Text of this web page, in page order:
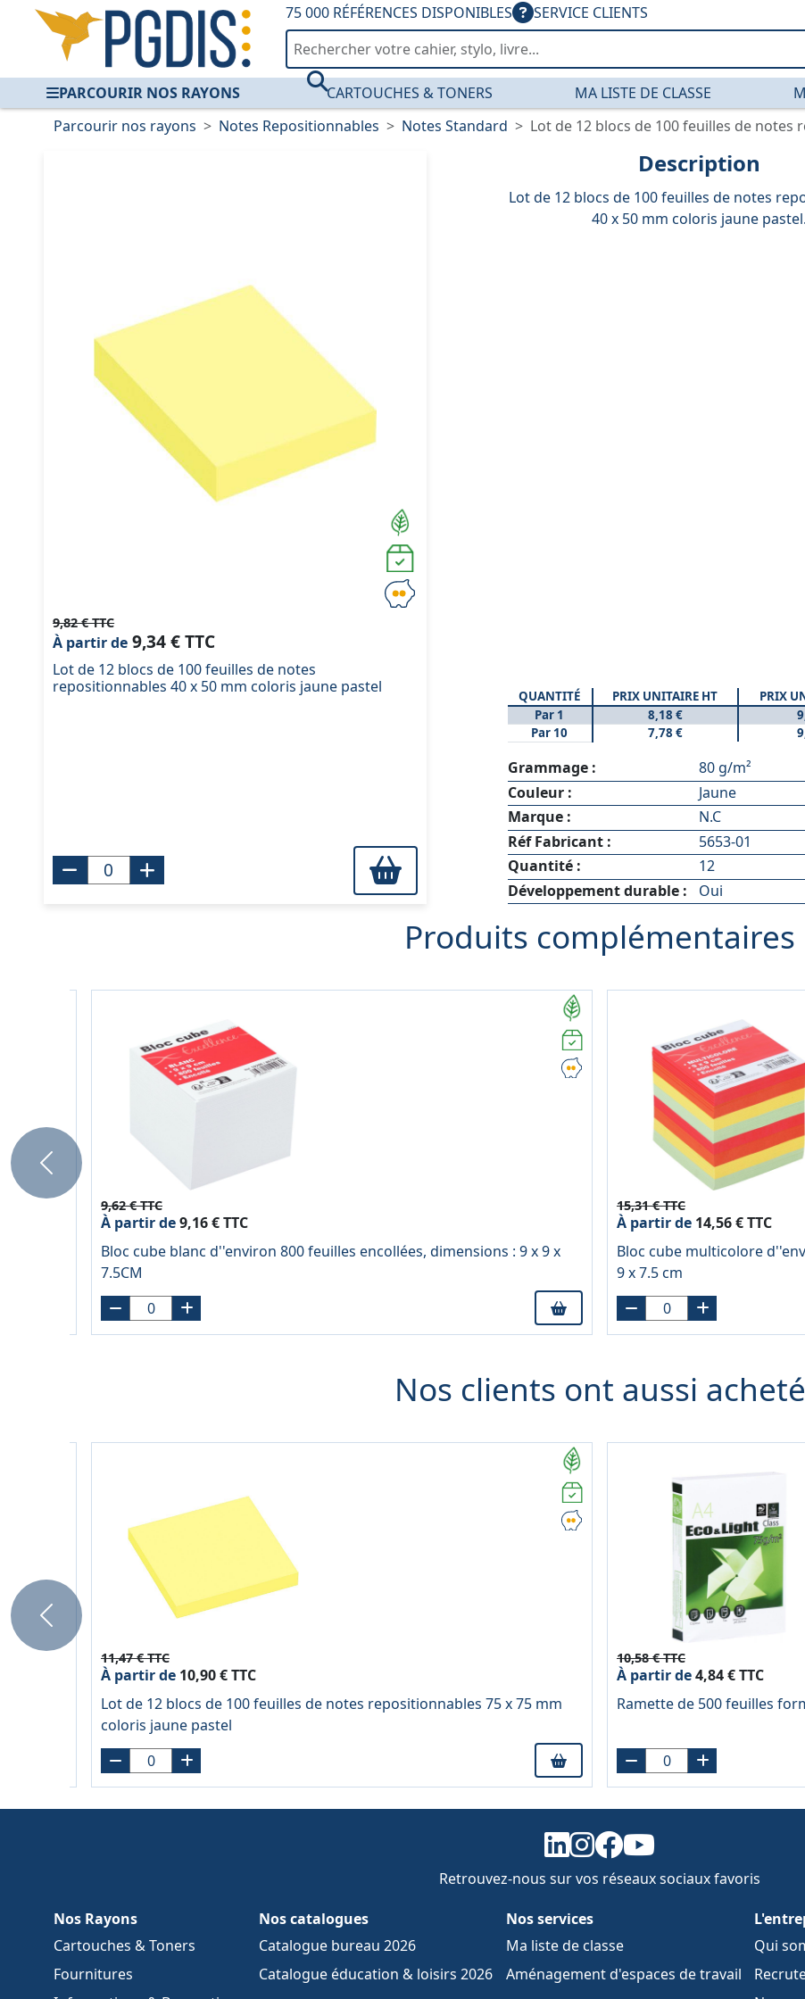
75 000 RÉFÉRENCES DISPONIBLES SERVICE CLIENTS
PARCOURIR NOS RAYONS CARTOUCHES & TONERS MA LISTE DE CLASSE
Parcourir nos rayons Notes Repositionnables Notes Standard Lot de 12 blocs de 100 feuilles de notes
9,82 € TTC
À partir de 9,34 € TTC
Lot de 12 blocs de 100 feuilles de notes
repositionnables 40 x 50 mm coloris jaune pastel
Description
Lot de 12 blocs de 100 feuilles de notes
40 x 50 mm coloris jaune pastel.
QUANTITÉ PRIX UNITAIRE HT
PRIX
Par 1
8,18 €
Par 10
7,78 €
Grammage :
80 g/m²
Couleur :
Jaune
Marque :
N.C
Réf Fabricant :
5653-01
Quantité :
12
Développement durable :
Oui
Produits complémentaires
9,62 € TTC
À partir de9,16 € TTC
Bloc cube blanc d''environ 800 feuilles encollées, dimensions : 9 x 9 x
7.5CM
15,31 € TTC
À partir de 14,56 € TTC
Bloc cube multicolore
9 x 7.5 cm
Previous
Nos clients ont aussi acheté
11,47 € TTC
À partir de 10,90 € TTC
Lot de 12 blocs de 100 feuilles de notes repositionnables 75 x 75 mm
coloris jaune pastel
10,58 € TTC
À partir de4,84 € TTC
Ramette de 500 feuilles
Previous
Nos Rayons
Cartouches & Toners
Fournitures
Nos catalogues
Catalogue bureau 2026
Catalogue éducation & loisirs 2026
Nos services
Ma liste de classe
Aménagement d'espaces de travail
Qui
Retrouvez-nous sur vos réseaux sociaux favoris